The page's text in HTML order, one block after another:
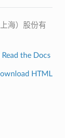
海）股份有
Read the Docs
HTML